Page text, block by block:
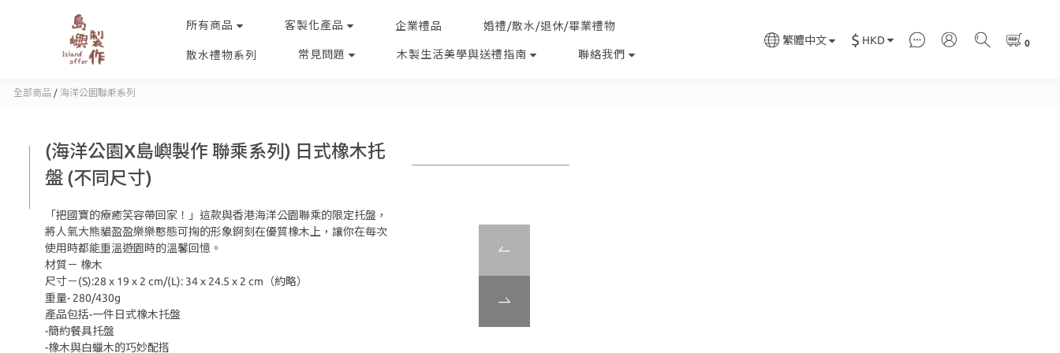
所有商品 客製化產品 企業禮品 婚禮/散水/退休/畢業禮物
散水禮物系列 常見問題 木製生活美學與送禮指南 聯絡我們
繁體中文 $ HKD
全部商品 / 海洋公園聯乘系列
(海洋公園X島嶼製作 聯乘系列) 日式橡木托
盤 (不同尺寸)
「把國寶的療癒笑容帶回家！」這款與香港海洋公園聯乘的限定托盤，
將人氣大熊貓盈盈樂樂憨態可掬的形象錒刻在優質橡木上，讓你在每次
使用時都能重溫遊園時的溫馨回憶。
材質－ 橡木
尺寸－(S):28 x 19 x 2 cm/(L): 34 x 24.5 x 2 cm（約略）
重量- 280/430g
產品包括-一件日式橡木托盤
-簡約餐具托盤
-橡木與白蠟木的巧妙配搭